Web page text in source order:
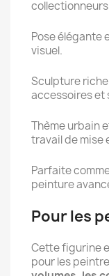
Pose élégante
visuel.
Sculpture
accessoires et
Thème urbain
travail de mise
Parfaite
peinture
Pour les
Cette figurine
pour les